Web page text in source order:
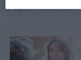
© OpenThesaurus.de